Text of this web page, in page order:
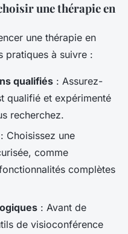
une thérapie en
une thérapie en
pratiques à suivre :
qualifiés : Assurez-
qualifié et expérimenté
recherchez.
: Choisissez une
comme
complètes
: Avant de
de visioconférence